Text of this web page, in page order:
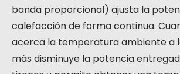
banda proporcional) ajusta la
calefacción de forma continua.
acerca la temperatura ambiente a
más disminuye la potencia